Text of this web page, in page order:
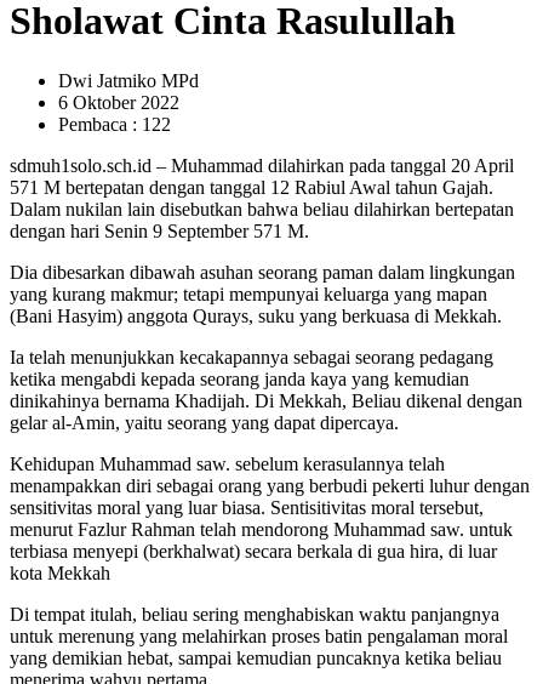
Sholawat Cinta Rasulullah
Dwi Jatmiko MPd
6 Oktober 2022
Pembaca : 122
sdmuh1solo.sch.id – Muhammad dilahirkan pada tanggal 20 April
571 M bertepatan dengan tanggal 12 Rabiul Awal tahun Gajah.
Dalam nukilan lain disebutkan bahwa beliau dilahirkan bertepatan
dengan hari Senin 9 September 571 M.
Dia dibesarkan dibawah asuhan seorang paman dalam lingkungan
yang kurang makmur; tetapi mempunyai keluarga yang mapan
(Bani Hasyim) anggota Qurays, suku yang berkuasa di Mekkah.
Ia telah menunjukkan kecakapannya sebagai seorang pedagang
ketika mengabdi kepada seorang janda kaya yang kemudian
dinikahinya bernama Khadijah. Di Mekkah, Beliau dikenal dengan
gelar al-Amin, yaitu seorang yang dapat dipercaya.
Kehidupan Muhammad saw. sebelum kerasulannya telah
menampakkan diri sebagai orang yang berbudi pekerti luhur dengan
sensitivitas moral yang luar biasa. Sentisitivitas moral tersebut,
menurut Fazlur Rahman telah mendorong Muhammad saw. untuk
terbiasa menyepi (berkhalwat) secara berkala di gua hira, di luar
kota Mekkah
Di tempat itulah, beliau sering menghabiskan waktu panjangnya
untuk merenung yang melahirkan proses batin pengalaman moral
yang demikian hebat, sampai kemudian puncaknya ketika beliau
menerima wahyu pertama.